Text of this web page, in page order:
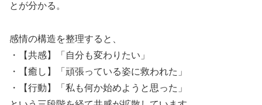
とが分かる。
感情の構造を整理すると、
・【共感】「自分も変わりたい」
・【癒し】「頑張っている姿に救われた」
・【行動】「私も何か始めようと思った」